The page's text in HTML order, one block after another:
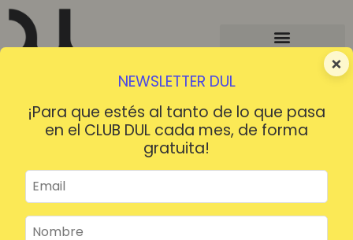
×
NEWSLETTER DUL
¡Para que estés al tanto de lo que pasa
en el CLUB DUL cada mes, de forma
gratuita!
¡HOLA!